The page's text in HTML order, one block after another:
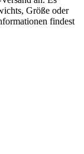
Größe oder
findest